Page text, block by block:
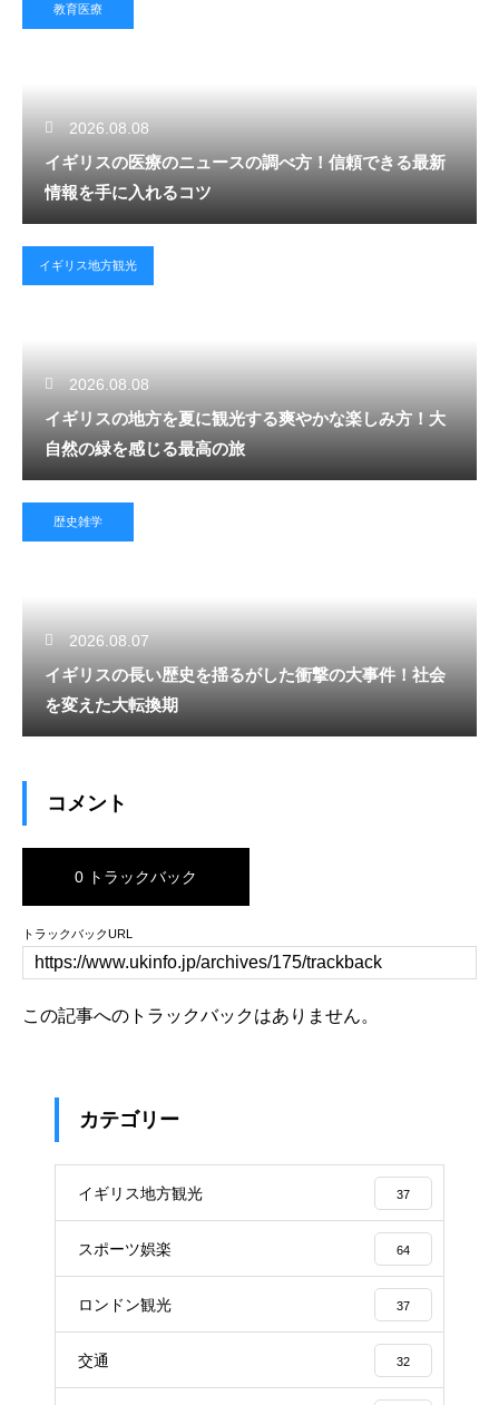
教育医療
2026.08.08
イギリスの医療のニュースの調べ方！信頼できる最新
情報を手に入れるコツ
イギリス地方観光
2026.08.08
イギリスの地方を夏に観光する爽やかな楽しみ方！大
自然の緑を感じる最高の旅
歴史雑学
2026.08.07
イギリスの長い歴史を揺るがした衝撃の大事件！社会
を変えた大転換期
コメント
0 トラックバック
トラックバックURL
この記事へのトラックバックはありません。
カテゴリー
イギリス地方観光 37
スポーツ娯楽 64
ロンドン観光 37
交通 32